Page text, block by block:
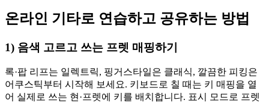
온라인 기타로 연습하고 공유하는 방법
1) 음색 고르고 쓰는 프렛 매핑하기
록·팝 리프는 일렉트릭, 핑거스타일은 클래식, 깔끔한 피킹은
어쿠스틱부터 시작해 보세요. 키보드로 칠 때는 키 매핑을 열
어 실제로 쓰는 현·프렛에 키를 배치합니다. 표시 모드로 프렛